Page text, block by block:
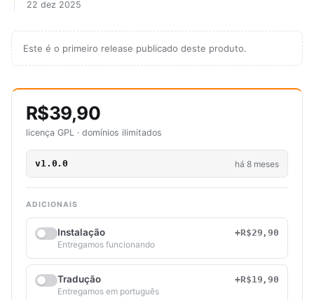
22 dez 2025
Este é o primeiro release publicado deste produto.
R$39,90
licença GPL · domínios ilimitados
v1.0.0 há 8 meses
ADICIONAIS
Instalação
+R$29,90
Entregamos funcionando
Tradução
+R$19,90
Entregamos em português